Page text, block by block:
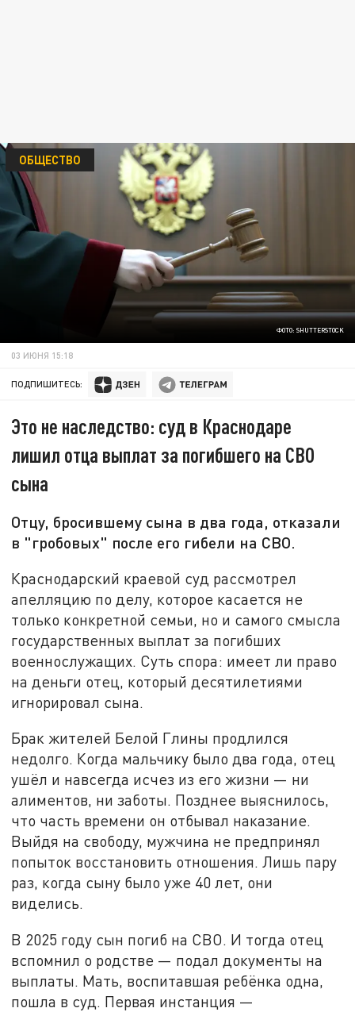
ФОТО: SHUTTERSTOCK
ОБЩЕСТВО
03 ИЮНЯ 15:18
ПОДПИШИТЕСЬ:
Это не наследство: суд в Краснодаре
лишил отца выплат за погибшего на СВО
сына
Отцу, бросившему сына в два года, отказали
в "гробовых" после его гибели на СВО.
Краснодарский краевой суд рассмотрел
апелляцию по делу, которое касается не
только конкретной семьи, но и самого смысла
государственных выплат за погибших
военнослужащих. Суть спора: имеет ли право
на деньги отец, который десятилетиями
игнорировал сына.
Брак жителей Белой Глины продлился
недолго. Когда мальчику было два года, отец
ушёл и навсегда исчез из его жизни — ни
алиментов, ни заботы. Позднее выяснилось,
что часть времени он отбывал наказание.
Выйдя на свободу, мужчина не предпринял
попыток восстановить отношения. Лишь пару
раз, когда сыну было уже 40 лет, они
виделись.
В 2025 году сын погиб на СВО. И тогда отец
вспомнил о родстве — подал документы на
выплаты. Мать, воспитавшая ребёнка одна,
пошла в суд. Первая инстанция —